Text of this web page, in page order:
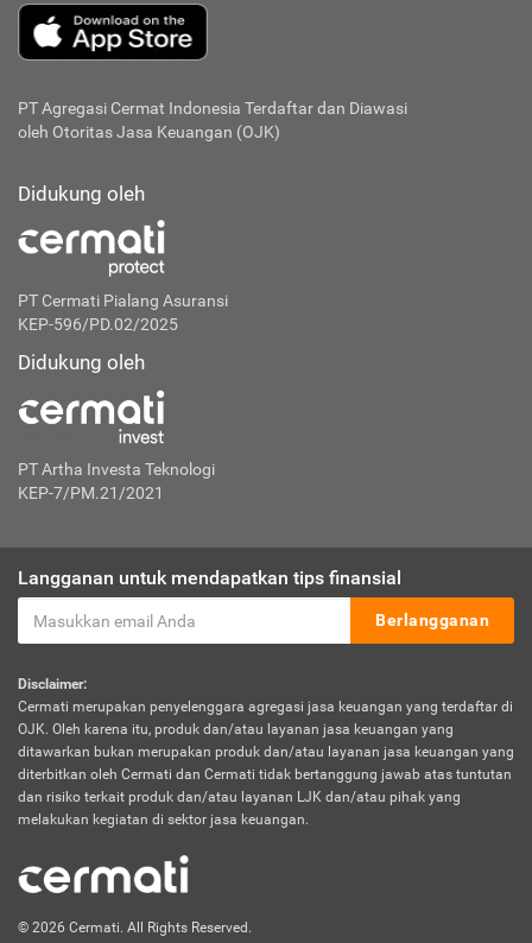
PT Agregasi Cermat Indonesia Terdaftar dan Diawasi
oleh Otoritas Jasa Keuangan (OJK)
Didukung oleh
PT Cermati Pialang Asuransi
KEP-596/PD.02/2025
Didukung oleh
PT Artha Investa Teknologi
KEP-7/PM.21/2021
Langganan untuk mendapatkan tips finansial
Berlangganan
Disclaimer:
Cermati merupakan penyelenggara agregasi jasa keuangan yang terdaftar di
OJK. Oleh karena itu, produk dan/atau layanan jasa keuangan yang
ditawarkan bukan merupakan produk dan/atau layanan jasa keuangan yang
diterbitkan oleh Cermati dan Cermati tidak bertanggung jawab atas tuntutan
dan risiko terkait produk dan/atau layanan LJK dan/atau pihak yang
melakukan kegiatan di sektor jasa keuangan.
© 2026 Cermati. All Rights Reserved.